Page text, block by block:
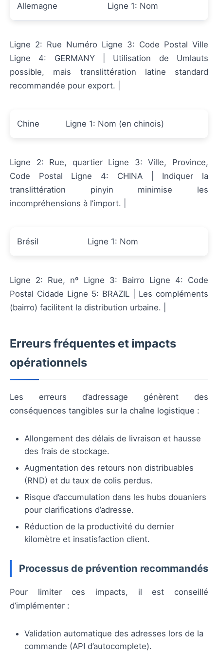
Allemagne Ligne 1: Nom
Ligne 2: Rue Numéro Ligne 3: Code Postal Ville
Ligne 4: GERMANY | Utilisation de Umlauts
possible, mais translittération latine standard
recommandée pour export. |
Chine Ligne 1: Nom (en chinois)
Ligne 2: Rue, quartier Ligne 3: Ville, Province,
Code Postal Ligne 4: CHINA | Indiquer la
translittération pinyin minimise les
incompréhensions à l’import. |
Brésil Ligne 1: Nom
Ligne 2: Rue, nº Ligne 3: Bairro Ligne 4: Code
Postal Cidade Ligne 5: BRAZIL | Les compléments
(bairro) facilitent la distribution urbaine. |
Erreurs fréquentes et impacts
opérationnels
Les erreurs d’adressage génèrent des
conséquences tangibles sur la chaîne logistique :
Allongement des délais de livraison et hausse
des frais de stockage.
Augmentation des retours non distribuables
(RND) et du taux de colis perdus.
Risque d’accumulation dans les hubs douaniers
pour clarifications d’adresse.
Réduction de la productivité du dernier
kilomètre et insatisfaction client.
Processus de prévention recommandés
Pour limiter ces impacts, il est conseillé
d’implémenter :
Validation automatique des adresses lors de la
commande (API d’autocomplete).